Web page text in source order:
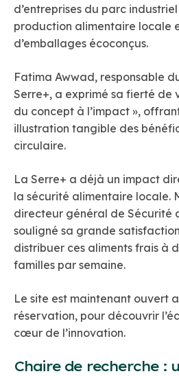
d’entreprises du parc
production alimentaire locale
d’emballages écoconçus.
Fatima Awwad, responsable
Serre+, a exprimé sa fierté de
du concept à l’impact »,
illustration tangible des
circulaire.
La Serre+ a déjà un impact
la sécurité alimentaire locale.
directeur général de Sécurité
souligné sa grande
distribuer ces aliments frais à
familles par semaine.
Le site est maintenant ouvert
réservation, pour découvrir
cœur de l’innovation.
Chaire de recherche :